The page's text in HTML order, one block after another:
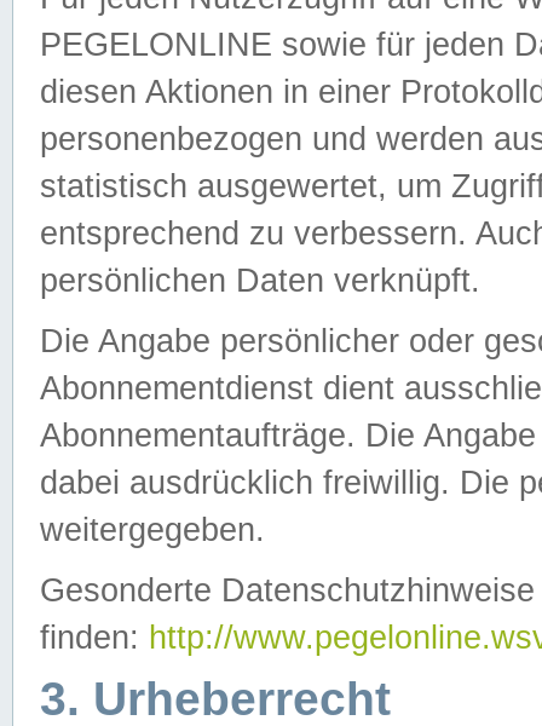
PEGELONLINE sowie für jeden
diesen Aktionen in einer
personenbezogen und werden
statistisch ausgewertet, um
entsprechend zu verbessern.
persönlichen Daten verknüpft.
Die Angabe persönlicher oder
Abonnementdienst dient
Abonnementaufträge. Die
dabei ausdrücklich freiwillig. Die
weitergegeben.
Gesonderte
finden: http://
3. Urheberrecht